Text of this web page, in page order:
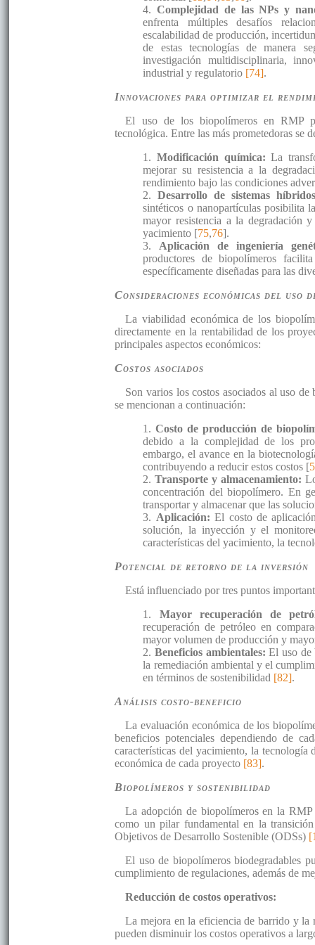
4.Complejidad de las NPs y
enfrenta múltiples desafíos
escalabilidad de producción,
de estas tecnologías de manera
investigación multidisciplinaria,
industrial y regulatorio [74].
Innovaciones para optimizar el
El uso de los biopolímeros en RMP
tecnológica. Entre las más prometedoras se
1.Modificación química: La
mejorar su resistencia a la
rendimiento bajo las condiciones
2.Desarrollo de sistemas
sintéticos o nanopartículas posibilita
mayor resistencia a la degradación
yacimiento [75,76].
3. Aplicación de ingeniería
productores de biopolímeros
específicamente diseñadas para las
Consideraciones económicas del uso
La viabilidad económica de los
directamente en la rentabilidad de los
principales aspectos económicos:
Costos asociados
Son varios los costos asociados al uso
se mencionan a continuación:
1.Costo de producción de
debido a la complejidad de los
embargo, el avance en la
contribuyendo a reducir estos costos [
2.Transporte y almacenamiento:
concentración del biopolímero. En
transportar y almacenar que las
3. Aplicación:El costo de
solución, la inyección y el
características del yacimiento, la
Potencial de retorno de la inversión
Está influenciado por tres puntos
1. Mayor recuperación de
recuperación de petróleo en
mayor volumen de producción y
2.Beneficios ambientales:El uso de
la remediación ambiental y el
en términos de sostenibilidad [82].
Análisis costo-beneficio
La evaluación económica de los
beneficios potenciales dependiendo de
características del yacimiento, la
económica de cada proyecto [83].
Biopolímeros y sostenibilidad
La adopción de biopolímeros en la RMP
como un pilar fundamental en la
Objetivos de Desarrollo Sostenible (ODSs)
El uso de biopolímeros biodegradables
cumplimiento de regulaciones, además de
Reducción de costos operativos:
La mejora en la eficiencia de barrido y la
pueden disminuir los costos operativos a